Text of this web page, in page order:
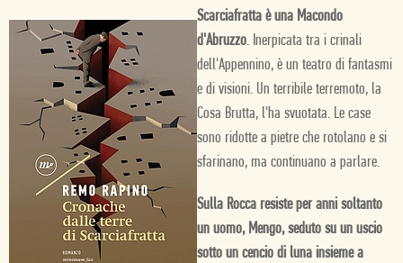
Scarciafratta è una Macondo
d'Abruzzo. Inerpicata tra i crinali
dell'Appennino, è un teatro di fantasmi
e di visioni. Un terribile terremoto, la
Cosa Brutta, l'ha svuotata. Le case
sono ridotte a pietre che rotolano e si
sfarinano, ma continuano a parlare.
Sulla Rocca resiste per anni soltanto
un uomo, Mengo, seduto su un uscio
sotto un cencio di luna insieme a